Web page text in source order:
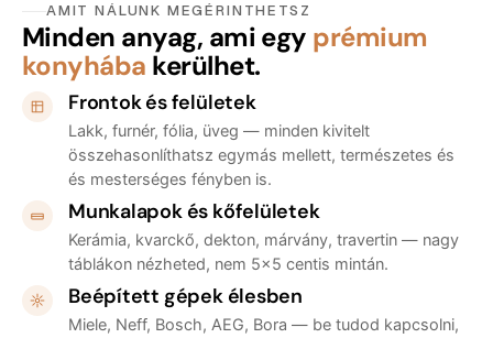
AMIT NÁLUNK MEGÉRINTHETSZ
Minden anyag, ami egy prémium
konyhába kerülhet.
Frontok és felületek
Lakk, furnér, fólia, üveg — minden kivitelt
összehasonlíthatsz egymás mellett, természetes és
és mesterséges fényben is.
Munkalapok és kőfelületek
Kerámia, kvarckő, dekton, márvány, travertin — nagy
táblákon nézheted, nem 5×5 centis mintán.
Beépített gépek élesben
Miele, Neff, Bosch, AEG, Bora — be tudod kapcsolni,